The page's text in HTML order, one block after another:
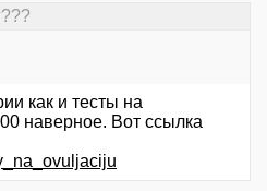
как и тесты на
наверное. Вот ссылка